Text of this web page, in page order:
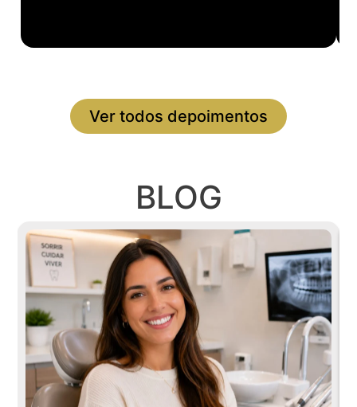
Ver todos depoimentos
BLOG